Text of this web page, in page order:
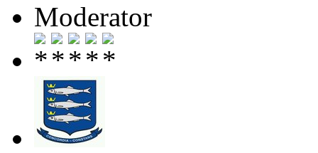
Moderator